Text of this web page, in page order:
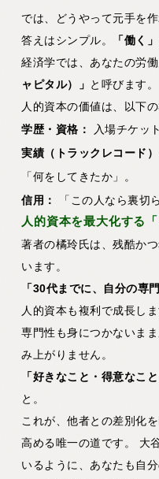
では、どうやって元手を
答えはシンプル。
「働く」
経済学では、あなたの労
ャピタル）」 と呼びます。
人的資本の価値は、以下
学歴・資格：
入場チケッ
実績（トラックレコード）
「何をしてきたか」。
信用：
「この人なら裏切
人的資本を最大化する「
著者の橘玲氏は、残酷か
います。
「30代までに、自分の専
人的資本も複利で成長し
専門性も身につかないま
み上がりません。
「好きなこと・得意なこ
と。
これが、他者との差別化
高める唯一の道です。 大
いるように、あなたも自